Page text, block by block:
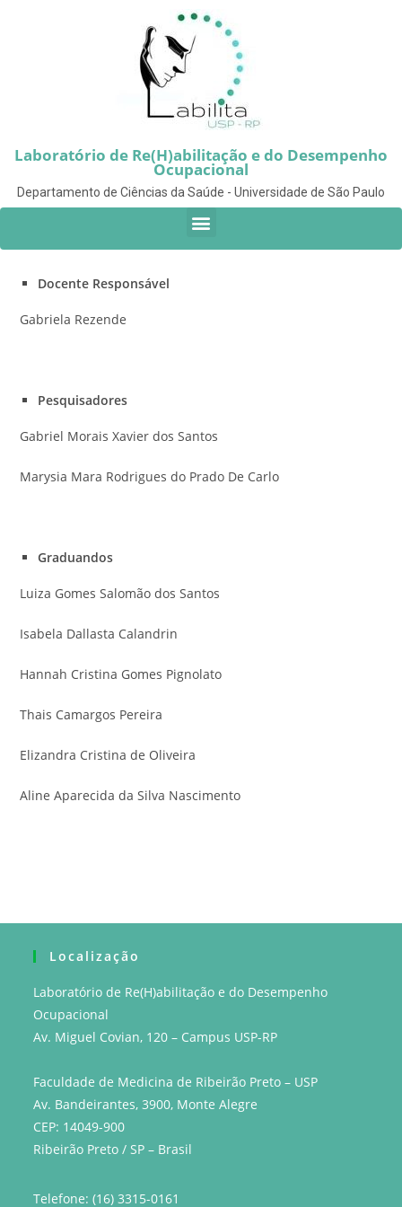
Laboratório de Re(H)abilitação e do Desempenho
Ocupacional
Departamento de Ciências da Saúde - Universidade de São Paulo
Docente Responsável
Gabriela Rezende
Pesquisadores
Gabriel Morais Xavier dos Santos
Marysia Mara Rodrigues do Prado De Carlo
Graduandos
Luiza Gomes Salomão dos Santos
Isabela Dallasta Calandrin
Hannah Cristina Gomes Pignolato
Thais Camargos Pereira
Elizandra Cristina de Oliveira
Aline Aparecida da Silva Nascimento
Localização
Laboratório de Re(H)abilitação e do Desempenho
Ocupacional
Av. Miguel Covian, 120 – Campus USP-RP
Faculdade de Medicina de Ribeirão Preto – USP
Av. Bandeirantes, 3900, Monte Alegre
CEP: 14049-900
Ribeirão Preto / SP – Brasil
Telefone: (16) 3315-0161